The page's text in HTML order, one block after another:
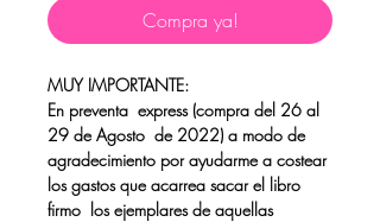
Compra ya!
MUY IMPORTANTE:
En preventa express (compra del 26 al
29 de Agosto de 2022) a modo de
agradecimiento por ayudarme a costear
los gastos que acarrea sacar el libro
firmo los ejemplares de aquellas